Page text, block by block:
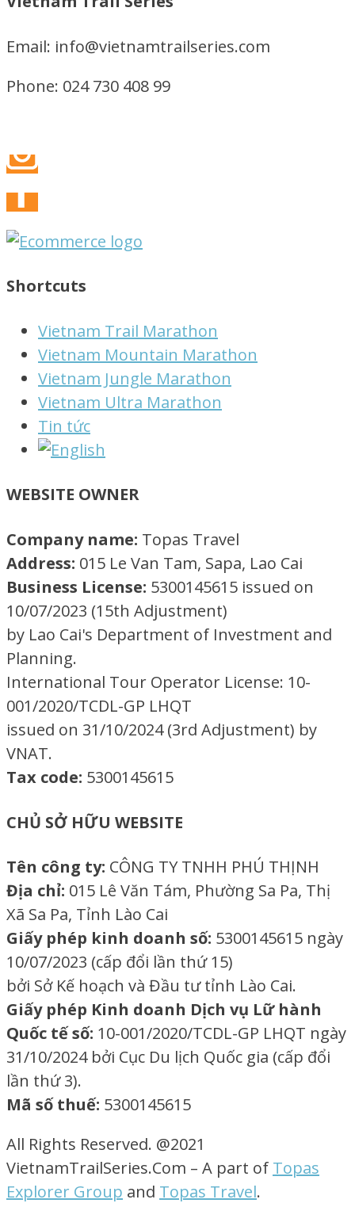
Email: info@vietnamtrailseries.com
Phone: 024 730 408 99
Shortcuts
Vietnam Trail Marathon
Vietnam Mountain Marathon
Vietnam Jungle Marathon
Vietnam Ultra Marathon
Tin tức
WEBSITE OWNER
Company name: Topas Travel
Address: 015 Le Van Tam, Sapa, Lao Cai
Business License: 5300145615 issued on
10/07/2023 (15th Adjustment)
by Lao Cai's Department of Investment and
Planning.
International Tour Operator License: 10-
001/2020/TCDL-GP LHQT
issued on 31/10/2024 (3rd Adjustment) by
VNAT.
Tax code: 5300145615
CHỦ SỞ HỮU WEBSITE
Tên công ty: CÔNG TY TNHH PHÚ THỊNH
Địa chỉ: 015 Lê Văn Tám, Phường Sa Pa, Thị
Xã Sa Pa, Tỉnh Lào Cai
Giấy phép kinh doanh số: 5300145615 ngày
10/07/2023 (cấp đổi lần thứ 15)
bởi Sở Kế hoạch và Đầu tư tỉnh Lào Cai.
Giấy phép Kinh doanh Dịch vụ Lữ hành
Quốc tế số: 10-001/2020/TCDL-GP LHQT ngày
31/10/2024 bởi Cục Du lịch Quốc gia (cấp đổi
lần thứ 3).
Mã số thuế: 5300145615
All Rights Reserved. @2021
VietnamTrailSeries.Com – A part of Topas
Explorer Group and Topas Travel.